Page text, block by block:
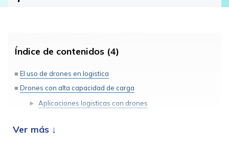
Índice de contenidos (4)
El uso de drones en logistica
Drones con alta capacidad de carga
Aplicaciones logisticas con drones
mercancias